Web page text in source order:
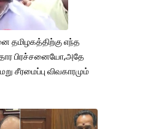
தமிழகத்திற்கு எந்த
பிரச்சனையோ,அதே
சீரமைப்பு விவகாரமும்